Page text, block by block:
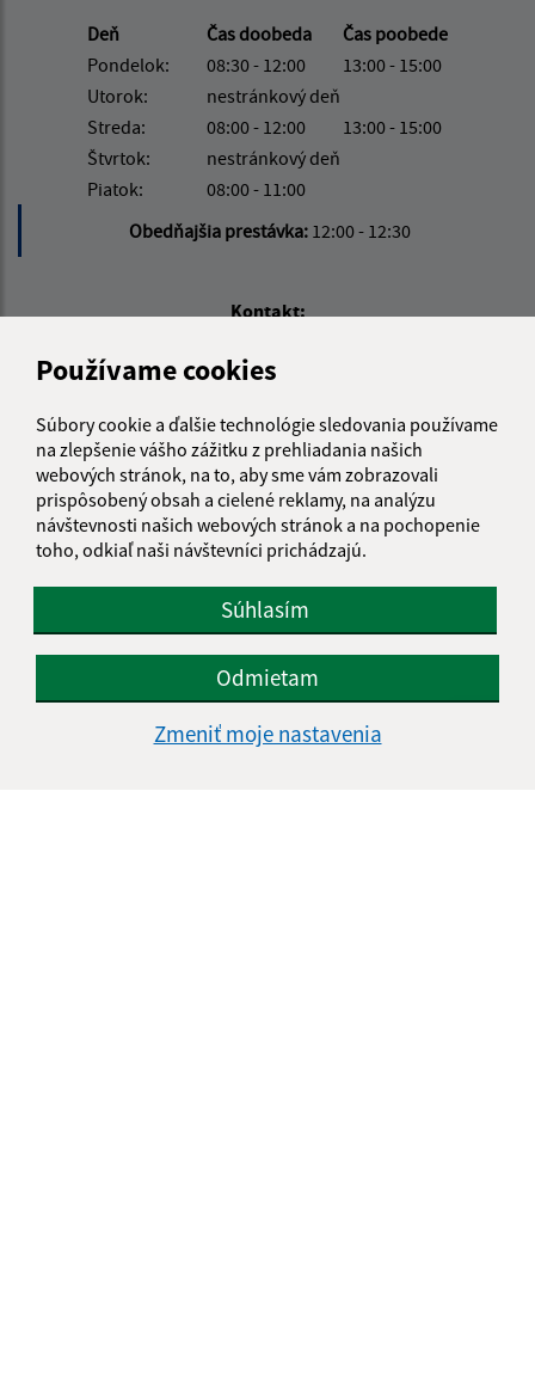
Používame cookies
Súbory cookie a ďalšie technológie sledovania používame
na zlepšenie vášho zážitku z prehliadania našich
webových stránok, na to, aby sme vám zobrazovali
prispôsobený obsah a cielené reklamy, na analýzu
návštevnosti našich webových stránok a na pochopenie
toho, odkiaľ naši návštevníci prichádzajú.
Súhlasím
Odmietam
Zmeniť moje nastavenia
Deň
Čas doobeda
Čas poobede
Pondelok:
08:30 - 12:00
13:00 - 15:00
Utorok:
nestránkový deň
Streda:
08:00 - 12:00
13:00 - 15:00
Štvrtok:
nestránkový deň
Piatok:
08:00 - 11:00
Obedňajšia prestávka: 12:00 - 12:30
Kontakt:
Obecný úrad Orávka
Orávka 49
980 42 Rimavská Seč
info@oravka.sk
+421 47 55 93 119
IČO: 00318949